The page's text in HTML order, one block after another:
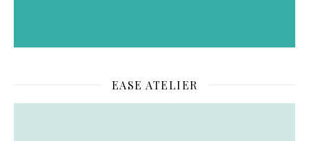
EASE ATELIER